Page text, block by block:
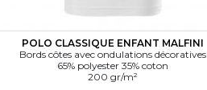
POLO CLASSIQUE ENFANT MALFINI
Bords côtes avec ondulations décoratives
65% polyester 35% coton
200 gr/m²